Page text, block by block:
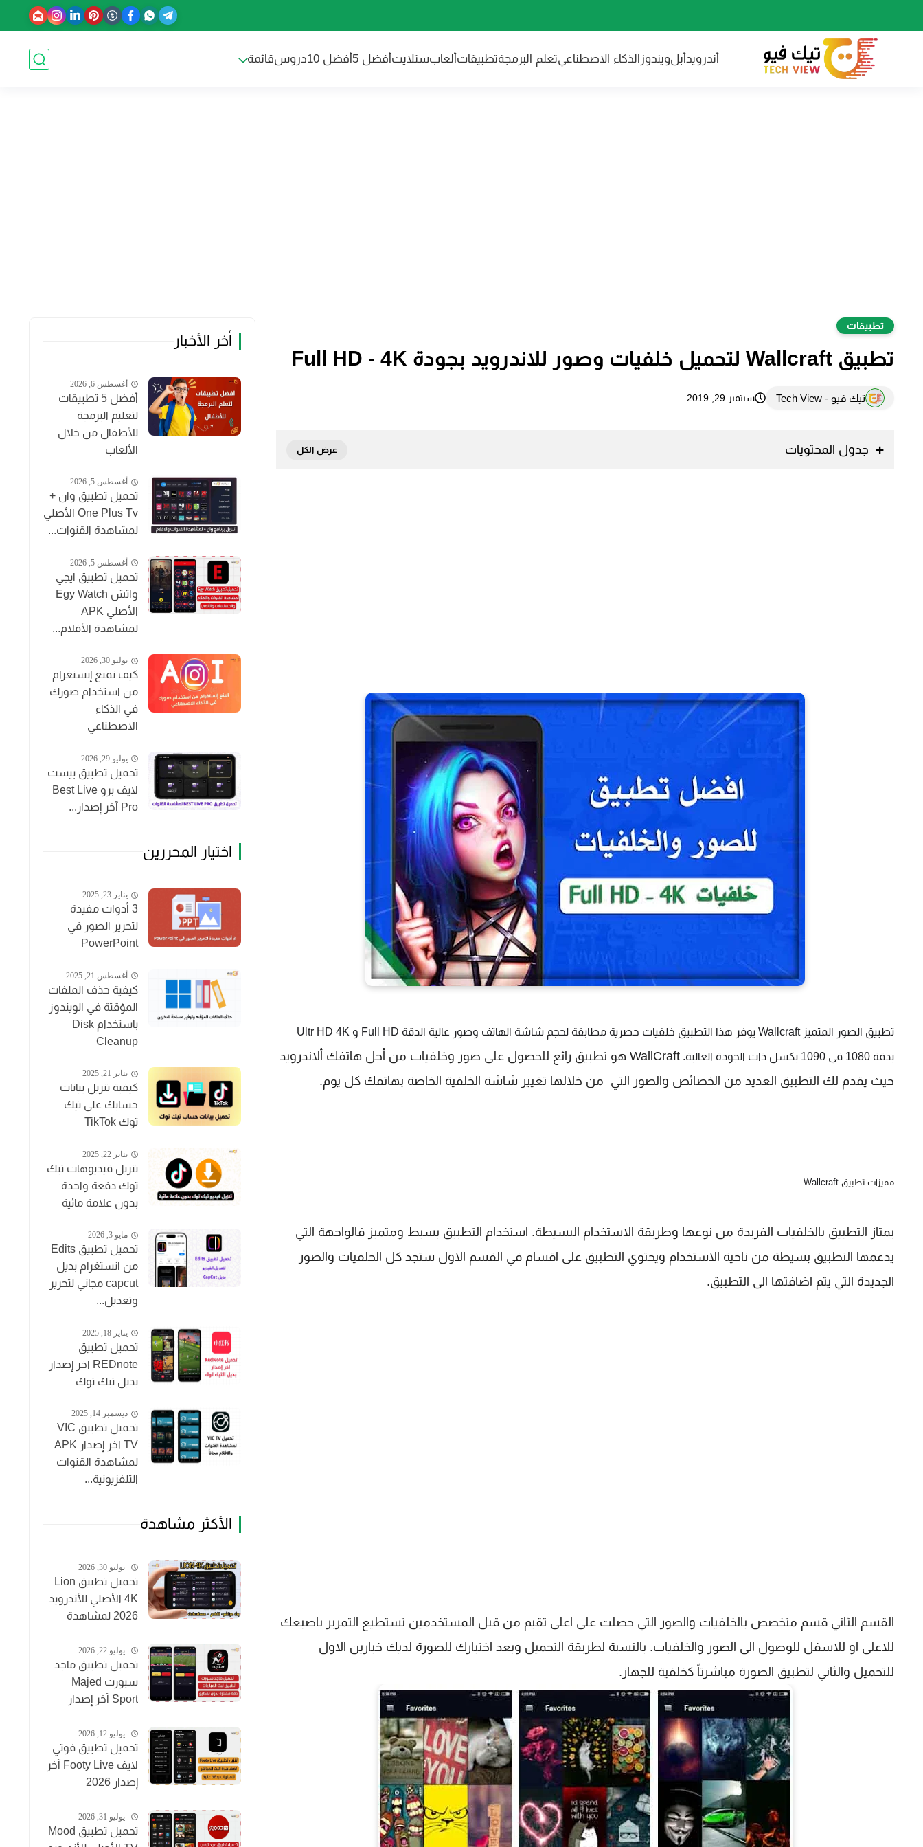
أندرويدأبلويندوز الذكاء الاصطناعيتعلم البرمجةتطبيقاتألعابستلايتأفضل 5 أفضل 10 دروسقائمة
تطبيقات
تطبيق Wallcraft لتحميل خلفيات وصور للاندرويد بجودة Full HD - 4K
تيك فيو - Tech View سبتمبر 29, 2019
جدول المحتويات
بدقة 1080 في 1090 بكسل ذات الجودة العالية.
WallCraft هو تطبيق رائع للحصول على صور وخلفيات من أجل هاتفك ألاندرويد
حيث يقدم لك التطبيق العديد من الخصائص والصور التي من خلالها تغيير شاشة الخلفية الخاصة بهاتفك كل يوم.
مميزات تطبيق Wallcraft
يمتاز التطبيق بالخلفيات الفريدة من نوعها وطريقة الاستخدام البسيطة. استخدام التطبيق بسيط ومتميز فالواجهة التي
يدعمها التطبيق بسيطة من ناحية الاستخدام ويحتوي التطبيق على اقسام في القسم الاول ستجد كل الخلفيات والصور
الجديدة التي يتم اضافتها الى التطبيق.
القسم الثاني قسم متخصص بالخلفيات والصور التي حصلت على اعلى تقيم من قبل المستخدمين تستطيع التمرير باصبعك
للاعلى او للاسفل للوصول الى الصور والخلفيات. بالنسبة لطريقة التحميل وبعد اختيارك للصورة لديك خيارين الاول
للتحميل والثاني لتطبيق الصورة مباشرتاً كخلفية للجهاز.
أخر الأخبار
أغسطس 6, 2026
أفضل 5 تطبيقات
لتعليم البرمجة
للأطفال من خلال
الألعاب
أغسطس 5, 2026
تحميل تطبيق وان +
One Plus Tv الأصلي
لمشاهدة القنوات...
أغسطس 5, 2026
تحميل تطبيق ايجي
واتش Egy Watch
الأصلي APK
لمشاهدة الأفلام...
يوليو 30, 2026
كيف تمنع إنستغرام
من استخدام صورك
في الذكاء
الاصطناعي
يوليو 29, 2026
تحميل تطبيق بيست
لايف برو Best Live
Pro آخر إصدار...
اختيار المحررين
يناير 23, 2025
3 أدوات مفيدة
لتحرير الصور في
PowerPoint
أغسطس 21, 2025
كيفية حذف الملفات
المؤقتة في الويندوز
باستخدام Disk
Cleanup
يناير 21, 2025
كيفية تنزيل بيانات
حسابك على تيك
توك TikTok
يناير 22, 2025
تنزيل فيديوهات تيك
توك دفعة واحدة
بدون علامة مائية
مايو 3, 2026
تحميل تطبيق Edits
من انستغرام بديل
capcut مجاني لتحرير
وتعديل...
يناير 18, 2025
تحميل تطبيق
REDnote اخر إصدار
بديل تيك توك
ديسمبر 14, 2025
تحميل تطبيق VIC
TV اخر إصدار APK
لمشاهدة القنوات
التلفزيونية...
الأكثر مشاهدة
يوليو 30, 2026
تحميل تطبيق Lion
4K الأصلي للأندرويد
2026 لمشاهدة
مجاناًيوليو 22, 2026
تحميل تطبيق ماجد
سبورت Majed
Sport آخر إصدار
المباريات مجاناً
يوليو 12, 2026
تحميل تطبيق فوتي
لايف Footy Live آخر
إصدار 2026
بث مباشر
يوليو 31, 2026
تحميل تطبيق Mood